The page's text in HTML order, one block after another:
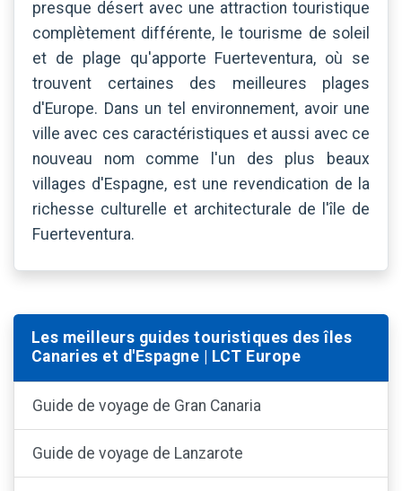
presque désert avec une attraction touristique
complètement différente, le tourisme de soleil
et de plage qu'apporte Fuerteventura, où se
trouvent certaines des meilleures plages
d'Europe. Dans un tel environnement, avoir une
ville avec ces caractéristiques et aussi avec ce
nouveau nom comme l'un des plus beaux
villages d'Espagne, est une revendication de la
richesse culturelle et architecturale de l'île de
Fuerteventura.
Les meilleurs guides touristiques des îles
Canaries et d'Espagne | LCT Europe
Guide de voyage de Gran Canaria
Guide de voyage de Lanzarote